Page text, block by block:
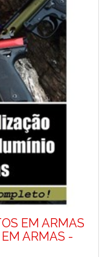
EM ARMAS
ARMAS -